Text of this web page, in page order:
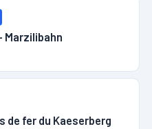
Marzilibahn
de fer du Kaeserberg